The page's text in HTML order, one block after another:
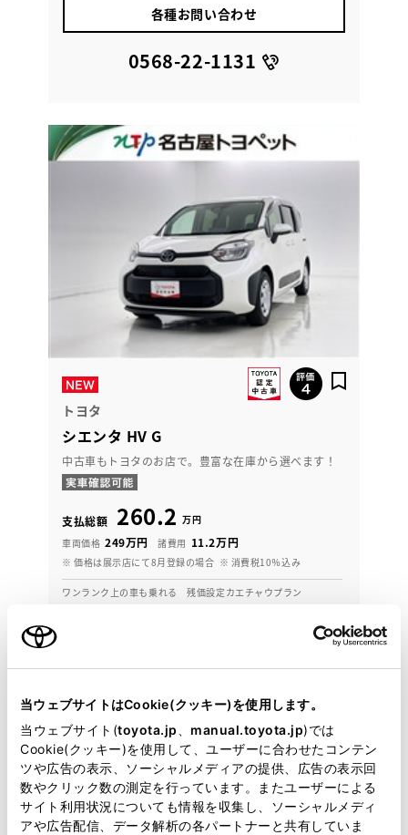
当ウェブサイトはCookie(クッキー)を使用します。
当ウェブサイト(toyota.jp manual.toyota.jp)では
Cookie(クッキー)を使用して、ユーザーに合わせたコンテン
ツや広告の表示、ソーシャルメディアの提供、広告の表示回
数やクリック数の測定を行っています。またユーザーによる
サイト利用状況についても情報を収集し、ソーシャルメディ
アや広告配信、データ解析の各パートナーと共有していま
各種お問い合わせ
0568-22-1131
トヨタ
シエンタ HV G
中古車もトヨタのお店で。豊富な在庫から選べます！
支払総額 260.2 万円
車両価格 249万円 諸費用 11.2万円
※ 価格は展示店にて8月登録の場合 ※ 消費税10％込み
ワンランク上の車も乗れる 残価設定カエチャウプラン
整備 定期点検整備付 保証
ロングラン保証付
ハイブリッド保証付
NTP名古屋トヨペット 西春師勝店
各種お問い合わせ